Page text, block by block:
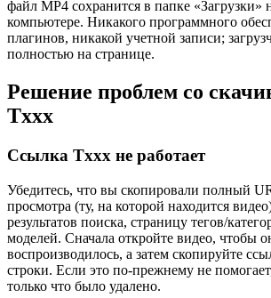
файл MP4 сохранится в папке «Загрузки»
компьютере. Никакого программного
плагинов, никакой учетной записи;
полностью на странице.
Решение проблем со
Txxx
Ссылка Txxx не работает
Убедитесь, что вы скопировали полный
просмотра (ту, на которой находится
результатов поиска, страницу тегов/
моделей. Сначала откройте видео, чтобы
воспроизводилось, а затем скопируйте
строки. Если это по-прежнему не
только что было удалено.